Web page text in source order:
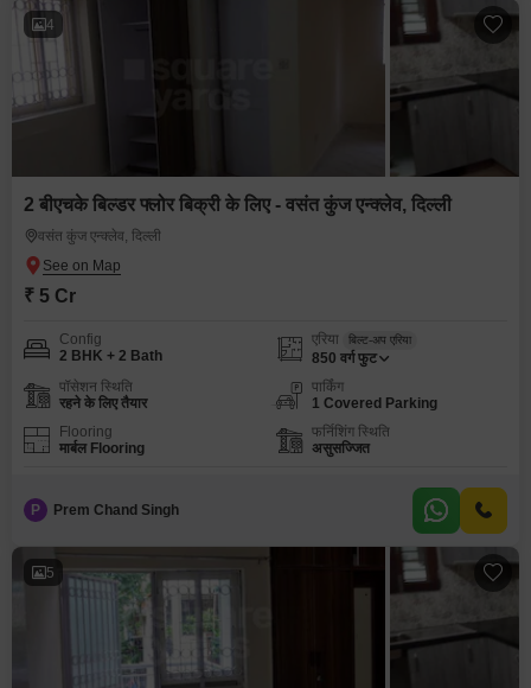
4
2 बीएचके बिल्डर फ्लोर बिक्री के लिए - वसंत कुंज एन्क्लेव, दिल्ली
वसंत कुंज एन्क्लेव, दिल्ली
₹ 5 Cr
Config
2 BHK + 2 Bath
एरिया बिल्ट-अप एरिया
850 वर्ग फुट
पॉसेशन स्थिति
रहने के लिए तैयार
पार्किंग
1 Covered Parking
Flooring
मार्बल Flooring
फर्निशिंग स्थिति
असुसज्जित
P Prem Chand Singh
5